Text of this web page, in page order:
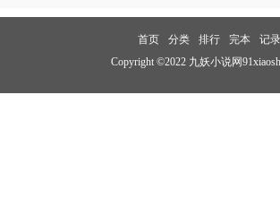
首页 分类 排行 完本
记录
Copyright ©2022 九妖小说网